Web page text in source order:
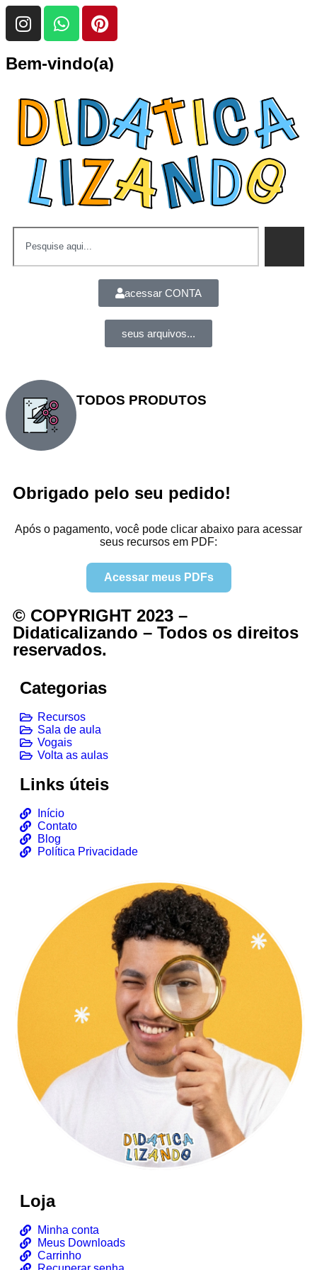
Bem-vindo(a)
acessar CONTA
seus arquivos...
TODOS PRODUTOS
Obrigado pelo seu pedido!
Após o pagamento, você pode clicar abaixo para acessar
seus recursos em PDF:
Acessar meus PDFs
© COPYRIGHT 2023 –
Didaticalizando – Todos os direitos
reservados.
Categorias
Recursos
Sala de aula
Vogais
Volta as aulas
Links úteis
Início
Contato
Blog
Política Privacidade
Loja
Minha conta
Meus Downloads
Carrinho